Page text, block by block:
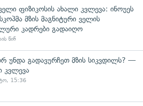
ფიზიკოსის ახალი კვლევა: ინოუეს
მზის მაგნიტური ველის
კადრები გადაიღო
წინ
უნდა გადავურჩეთ მზის სიკვდილს? —
კვლევა
15:36